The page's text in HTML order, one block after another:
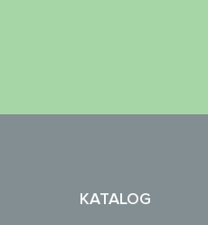
KATALOG